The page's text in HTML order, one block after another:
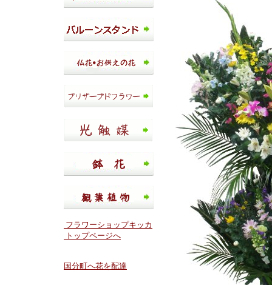
フラワーショップキッカ
トップページへ
国分町へ花を配達